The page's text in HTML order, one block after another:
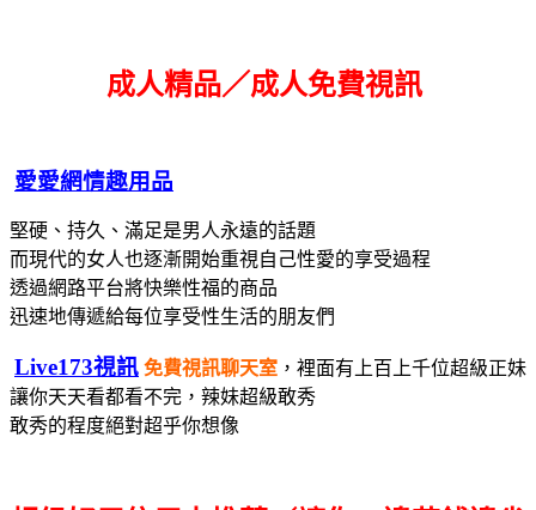
成人精品／成人免費視訊
愛愛網情趣用品
堅硬、持久、滿足是男人永遠的話題
而現代的女人也逐漸開始重視自己性愛的享受過程
透過網路平台將快樂性福的商品
迅速地傳遞給每位享受性生活的朋友們
Live173視訊 免費視訊聊天室 ，裡面有上百上千位超級正妹
讓你天天看都看不完，辣妹超級敢秀
敢秀的程度絕對超乎你想像